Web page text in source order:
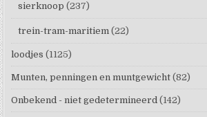
sierknoop (237)
trein-tram-maritiem (22)
loodjes (1125)
Munten, penningen en muntgewicht (82)
Onbekend - niet gedetermineerd (142)